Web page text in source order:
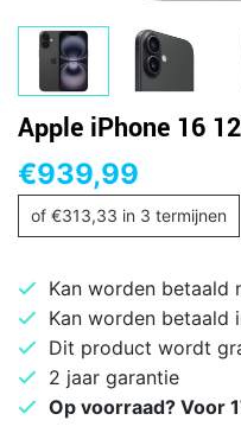
Apple iPhone 16
€939,99
of €313,33 in 3 termijnen
Kan worden betaald
Kan worden betaald
Dit product wordt
2 jaar garantie
Op voorraad? Voor